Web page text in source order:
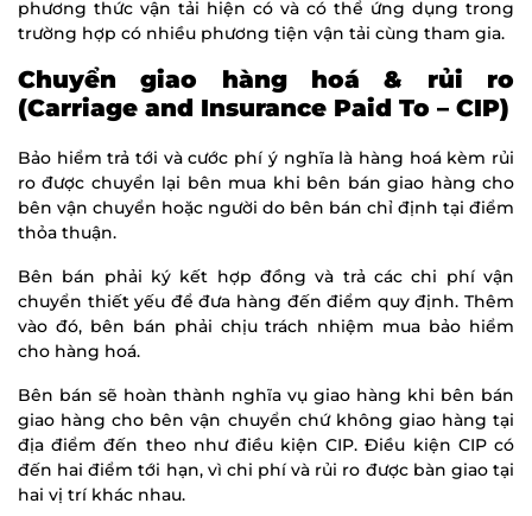
phương thức vận tải hiện có và có thể ứng dụng trong
trường hợp có nhiều phương tiện vận tải cùng tham gia.
Chuyển giao hàng hoá & rủi ro
(Carriage and Insurance Paid To – CIP)
Bảo hiểm trả tới và cước phí ý nghĩa là hàng hoá kèm rủi
ro được chuyển lại bên mua khi bên bán giao hàng cho
bên vận chuyển hoặc người do bên bán chỉ định tại điểm
thỏa thuận.
Bên bán phải ký kết hợp đồng và trả các chi phí vận
chuyển thiết yếu để đưa hàng đến điểm quy định. Thêm
vào đó, bên bán phải chịu trách nhiệm mua bảo hiểm
cho hàng hoá.
Bên bán sẽ hoàn thành nghĩa vụ giao hàng khi bên bán
giao hàng cho bên vận chuyển chứ không giao hàng tại
địa điểm đến theo như điều kiện CIP. Điều kiện CIP có
đến hai điểm tới hạn, vì chi phí và rủi ro được bàn giao tại
hai vị trí khác nhau.